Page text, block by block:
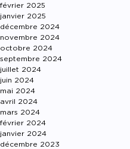
février 2025
janvier 2025
décembre 2024
novembre 2024
octobre 2024
septembre 2024
juillet 2024
juin 2024
mai 2024
avril 2024
mars 2024
février 2024
janvier 2024
décembre 2023